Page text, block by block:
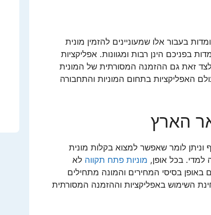
בעבור אלו שמעוניינים להזמין מונית
בפניכם הינן רבות ומגוונות. אפליקציות
זאת גם ההזמנה המסורתית של המונית
האפליקציות בתחום המוניות והתחבורה
הארץ
וניתן לומר שאפשר למצוא בקלות מונית
בכל אופן, מוניות פתח תקווה לא
בסיסי המחירים והמונה מתחילים
השימוש באפליקציות וההזמנה המסורתית